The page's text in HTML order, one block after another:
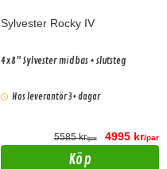
Sylvester Rocky IV
4x8" Sylvester midbas + slutsteg
Hos leverantör 3+ dagar
5585 kr/par 4995 kr/par
Köp